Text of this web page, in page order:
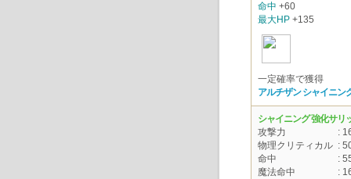
命中 +60
最大HP +135
一定確率で獲得
アルチザン シャイニン
シャイニング 強化サリ
攻撃力
:
物理クリティカル :
命中
:
魔法命中
: